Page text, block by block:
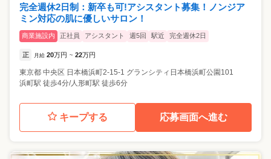
完全週休2日制：新卒も可!アシスタント募集！ノンジア
ミン対応の肌に優しいサロン！
商業施設内 正社員 アシスタント 週5回 駅近 完全週休2日
正 月給 20万円 ~ 22万円
東京都 中央区 日本橋浜町2-15-1 グランシティ日本橋浜町公園101
浜町駅 徒歩4分/人形町駅 徒歩6分
キープする 応募画面へ進む